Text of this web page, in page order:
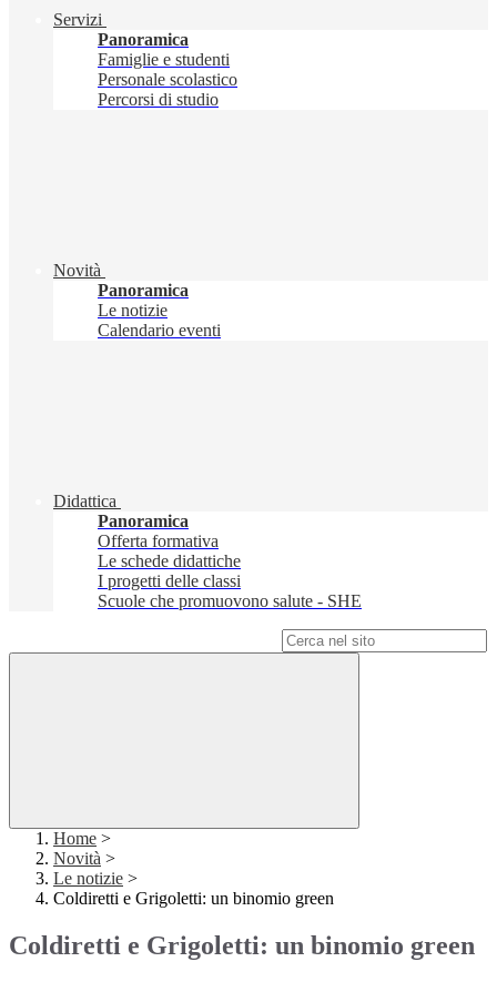
Servizi
Panoramica
Famiglie e studenti
Personale scolastico
Percorsi di studio
Novità
Panoramica
Le notizie
Calendario eventi
Didattica
Panoramica
Offerta formativa
Le schede didattiche
I progetti delle classi
Scuole che promuovono salute - SHE
Home >
Novità >
Le notizie >
Coldiretti e Grigoletti: un binomio green
Coldiretti e Grigoletti: un binomio green